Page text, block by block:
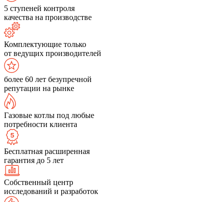
5 ступеней контроля
качества на производстве
Комплектующие только
от ведущих производителей
более 60 лет безупречной
репутации на рынке
Газовые котлы под любые
потребности клиента
Бесплатная расширенная
гарантия до 5 лет
Собственный центр
исследований и разработок